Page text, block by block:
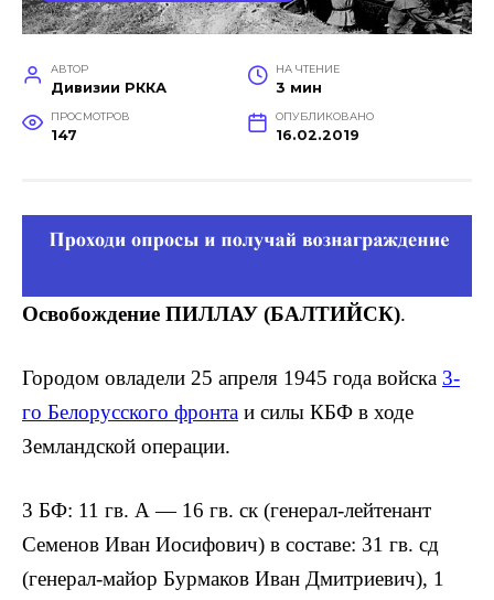
АВТОР
Дивизии РККА
НА ЧТЕНИЕ
3 мин
ПРОСМОТРОВ
147
ОПУБЛИКОВАНО
16.02.2019
Освобождение ПИЛЛАУ (БАЛТИЙСК).
Городом овладели 25 апреля 1945 года войска 3-
го Белорусского фронта и силы КБФ в ходе
Земландской операции.
3 БФ: 11 гв. А — 16 гв. ск (генерал-лейтенант
Семенов Иван Иосифович) в составе: 31 гв. сд
(генерал-майор Бурмаков Иван Дмитриевич), 1